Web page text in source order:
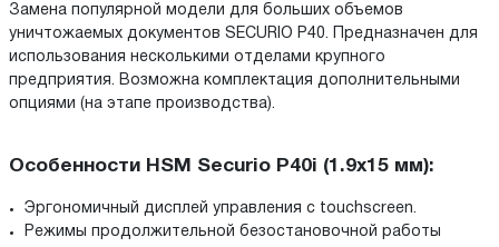
Замена популярной модели для больших объемов
уничтожаемых документов SECURIO P40. Предназначен для
использования несколькими отделами крупного
предприятия. Возможна комплектация дополнительными
опциями (на этапе производства).
Особенности HSM Securio P40i (1.9х15 мм):
Эргономичный дисплей управления с touchscreen.
Режимы продолжительной безостановочной работы